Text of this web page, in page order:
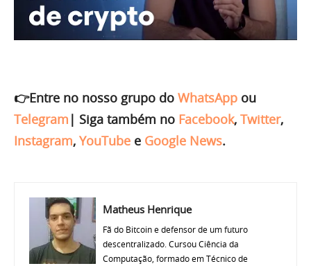
👉Entre no nosso grupo do WhatsApp ou
Telegram | Siga também no Facebook, Twitter,
Instagram, YouTube e Google News.
Matheus Henrique
Fã do Bitcoin e defensor de um futuro
descentralizado. Cursou Ciência da
Computação, formado em Técnico de